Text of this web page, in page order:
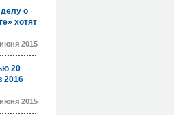
о
хотят
2015
20
2016
2015